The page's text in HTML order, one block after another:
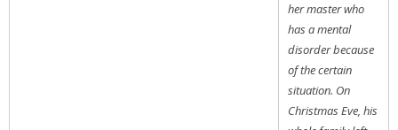
her master who
has a mental
disorder because
of the certain
situation. On
Christmas Eve, his